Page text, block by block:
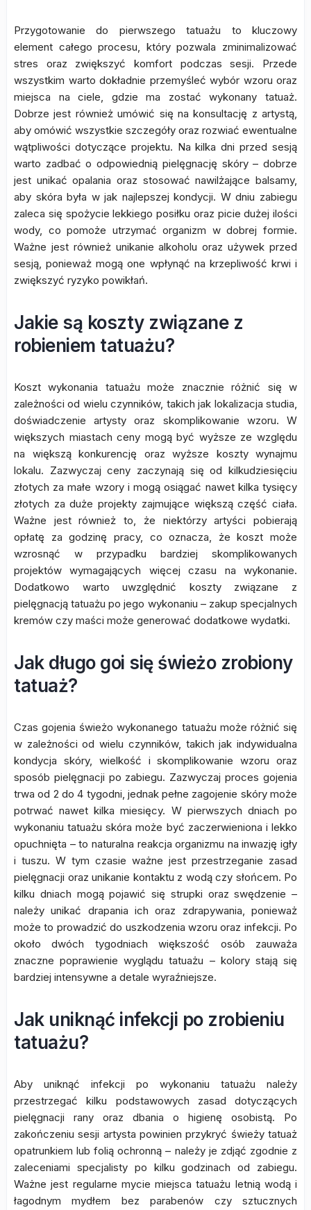
Przygotowanie do pierwszego tatuażu to kluczowy
element całego procesu, który pozwala zminimalizować
stres oraz zwiększyć komfort podczas sesji. Przede
wszystkim warto dokładnie przemyśleć wybór wzoru oraz
miejsca na ciele, gdzie ma zostać wykonany tatuaż.
Dobrze jest również umówić się na konsultację z artystą,
aby omówić wszystkie szczegóły oraz rozwiać ewentualne
wątpliwości dotyczące projektu. Na kilka dni przed sesją
warto zadbać o odpowiednią pielęgnację skóry – dobrze
jest unikać opalania oraz stosować nawilżające balsamy,
aby skóra była w jak najlepszej kondycji. W dniu zabiegu
zaleca się spożycie lekkiego posiłku oraz picie dużej ilości
wody, co pomoże utrzymać organizm w dobrej formie.
Ważne jest również unikanie alkoholu oraz używek przed
sesją, ponieważ mogą one wpłynąć na krzepliwość krwi i
zwiększyć ryzyko powikłań.
Jakie są koszty związane z
robieniem tatuażu?
Koszt wykonania tatuażu może znacznie różnić się w
zależności od wielu czynników, takich jak lokalizacja studia,
doświadczenie artysty oraz skomplikowanie wzoru. W
większych miastach ceny mogą być wyższe ze względu
na większą konkurencję oraz wyższe koszty wynajmu
lokalu. Zazwyczaj ceny zaczynają się od kilkudziesięciu
złotych za małe wzory i mogą osiągać nawet kilka tysięcy
złotych za duże projekty zajmujące większą część ciała.
Ważne jest również to, że niektórzy artyści pobierają
opłatę za godzinę pracy, co oznacza, że koszt może
wzrosnąć w przypadku bardziej skomplikowanych
projektów wymagających więcej czasu na wykonanie.
Dodatkowo warto uwzględnić koszty związane z
pielęgnacją tatuażu po jego wykonaniu – zakup specjalnych
kremów czy maści może generować dodatkowe wydatki.
Jak długo goi się świeżo zrobiony
tatuaż?
Czas gojenia świeżo wykonanego tatuażu może różnić się
w zależności od wielu czynników, takich jak indywidualna
kondycja skóry, wielkość i skomplikowanie wzoru oraz
sposób pielęgnacji po zabiegu. Zazwyczaj proces gojenia
trwa od 2 do 4 tygodni, jednak pełne zagojenie skóry może
potrwać nawet kilka miesięcy. W pierwszych dniach po
wykonaniu tatuażu skóra może być zaczerwieniona i lekko
opuchnięta – to naturalna reakcja organizmu na inwazję igły
i tuszu. W tym czasie ważne jest przestrzeganie zasad
pielęgnacji oraz unikanie kontaktu z wodą czy słońcem. Po
kilku dniach mogą pojawić się strupki oraz swędzenie –
należy unikać drapania ich oraz zdrapywania, ponieważ
może to prowadzić do uszkodzenia wzoru oraz infekcji. Po
około dwóch tygodniach większość osób zauważa
znaczne poprawienie wyglądu tatuażu – kolory stają się
bardziej intensywne a detale wyraźniejsze.
Jak uniknąć infekcji po zrobieniu
tatuażu?
Aby uniknąć infekcji po wykonaniu tatuażu należy
przestrzegać kilku podstawowych zasad dotyczących
pielęgnacji rany oraz dbania o higienę osobistą. Po
zakończeniu sesji artysta powinien przykryć świeży tatuaż
opatrunkiem lub folią ochronną – należy je zdjąć zgodnie z
zaleceniami specjalisty po kilku godzinach od zabiegu.
Ważne jest regularne mycie miejsca tatuażu letnią wodą i
łagodnym mydłem bez parabenów czy sztucznych